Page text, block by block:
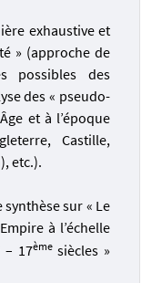
exhaustive et
» (approche de
possibles des
des « pseudo-
et à l’époque
Castille,
etc.).
sur « Le
à l’échelle
– 17èmesiècles »